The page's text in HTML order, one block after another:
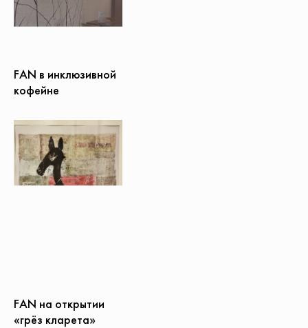
FAN в инклюзивной
кофейне
FAN на открытии
«грёз кларета»